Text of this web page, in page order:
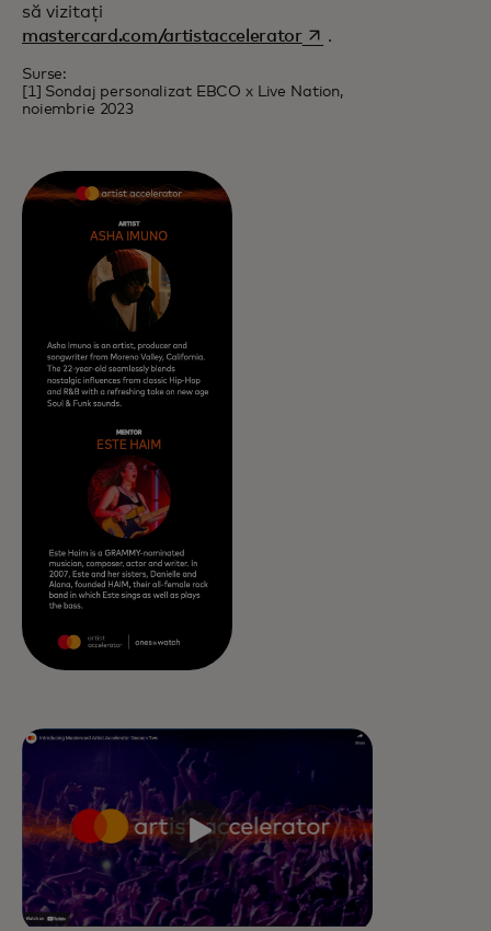
să vizitați
mastercard.com/artistacceleratoropens in a new tab
.
Surse:
[1] Sondaj personalizat EBCO x Live Nation,
noiembrie 2023